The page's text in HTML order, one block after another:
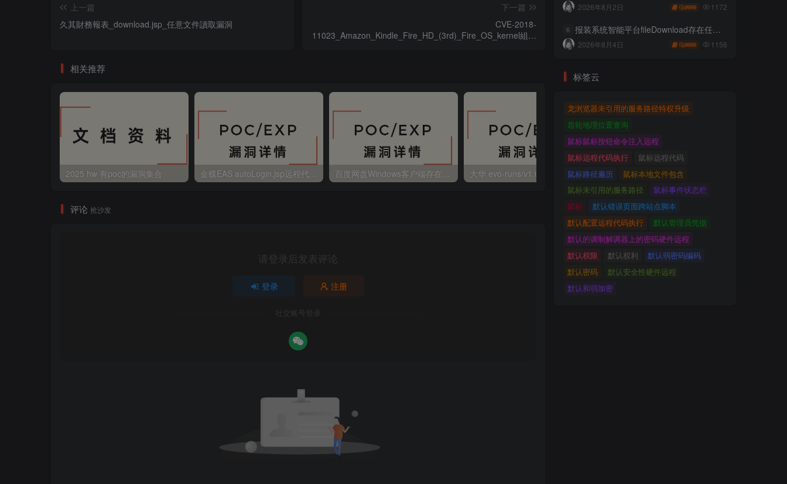
上一篇
久其財務報表_download.jsp_任意文件讀取漏洞
下一篇
CVE-2018-
11023_Amazon_Kindle_Fire_HD_(3rd)_Fire_OS_kernel組件
相关推荐
2025 hw 有poc的漏洞集合 大华 evo-runs/v1.0/receive RCE
评论 抢沙发
请登录后发表评论
登录 注册
社交账号登录
2026年8月2日 9999 1172
6 报装系统智能平台fileDownload存在任意文件读取
2026年8月4日 9999 1156
标签云
龙浏览器未引用的服务路径特权升级
齿轮地理位置查询
鼠标鼠标按钮命令注入远程
鼠标远程代码执行
鼠标远程代码
鼠标路径遍历
鼠标本地文件包含
鼠标未引用的服务路径
鼠标事件状态栏
鼠标
默认错误页面跨站点脚本
默认配置远程代码执行
默认管理员凭据
默认的调制解调器上的密码硬件远程
默认权限
默认权利
默认弱密码编码
默认密码
默认安全性硬件远程
默认和弱加密